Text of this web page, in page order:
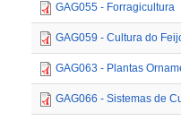
GAG055 - Forragicultura
GAG059 - Cultura do
GAG063 - Plantas
GAG066 - Sistemas de